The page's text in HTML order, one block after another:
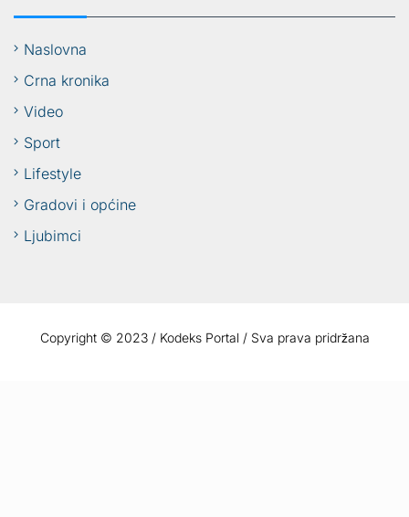
Naslovna
Crna kronika
Video
Sport
Lifestyle
Gradovi i općine
Ljubimci
Copyright © 2023 / Kodeks Portal / Sva prava pridržana